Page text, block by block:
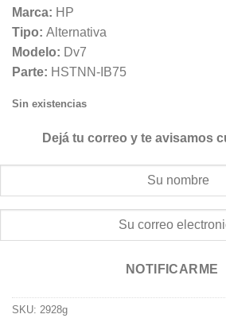
Marca: HP
Tipo: Alternativa
Modelo: Dv7
Parte: HSTNN-IB75
Sin existencias
Dejá tu correo y te avisamos
NOTIFICARME
SKU: 2928g